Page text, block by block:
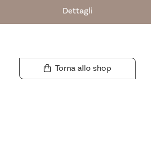
Dettagli
Torna allo shop